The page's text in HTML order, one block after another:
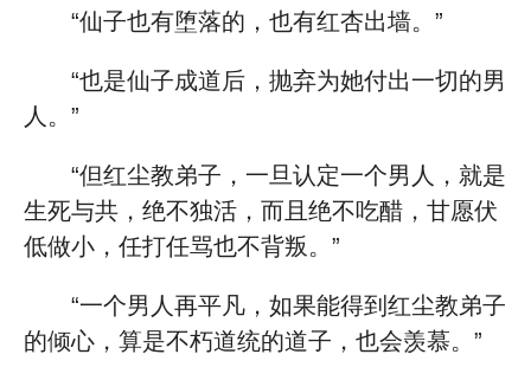
“仙子也有堕落的，也有红杏出墙。”
“也是仙子成道后，抛弃为她付出一切的男
人。”
“但红尘教弟子，一旦认定一个男人，就是
生死与共，绝不独活，而且绝不吃醋，甘愿伏
低做小，任打任骂也不背叛。”
“一个男人再平凡，如果能得到红尘教弟子
的倾心，算是不朽道统的道子，也会羡慕。”